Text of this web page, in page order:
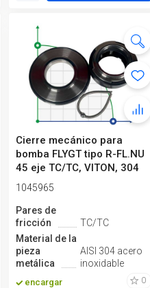
Cierre mecánico para
bomba FLYGT tipo R-FL.NU
45 eje TC/TC, VITON, 304
1045965
Pares de
fricción
TC/TC
Material de la
pieza
metálica
AISI 304 acero
inoxidable
encargar 0